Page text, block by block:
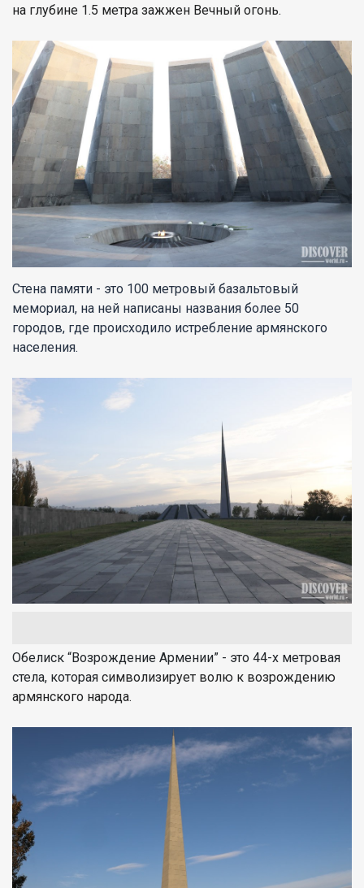
на глубине 1.5 метра зажжен Вечный огонь.
Стена памяти - это 100 метровый базальтовый
мемориал, на ней написаны названия более 50
городов, где происходило истребление армянского
населения.
Обелиск “Возрождение Армении” - это 44-х метровая
стела, которая символизирует волю к возрождению
армянского народа.